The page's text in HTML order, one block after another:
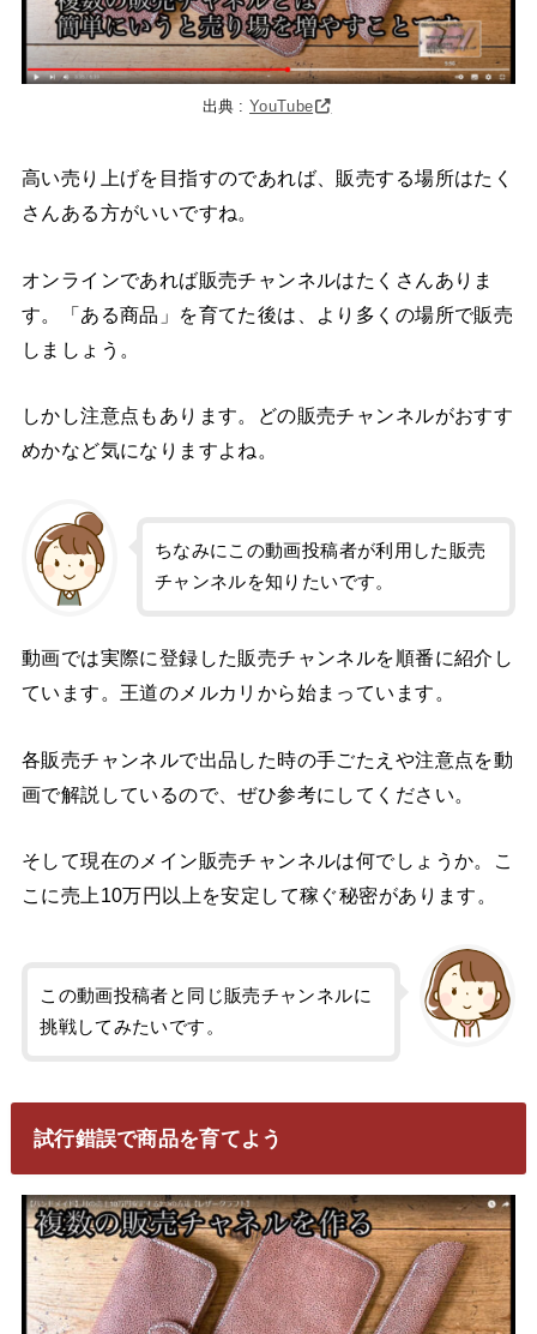
出典 :YouTube
高い売り上げを目指すのであれば、販売する場所はたく
さんある方がいいですね。
オンラインであれば販売チャンネルはたくさんありま
す。「ある商品」を育てた後は、より多くの場所で販売
しましょう。
しかし注意点もあります。どの販売チャンネルがおすす
めかなど気になりますよね。
ちなみにこの動画投稿者が利用した販売
チャンネルを知りたいです。
動画では実際に登録した販売チャンネルを順番に紹介し
ています。王道のメルカリから始まっています。
各販売チャンネルで出品した時の手ごたえや注意点を動
画で解説しているので、ぜひ参考にしてください。
そして現在のメイン販売チャンネルは何でしょうか。こ
こに売上10万円以上を安定して稼ぐ秘密があります。
この動画投稿者と同じ販売チャンネルに
挑戦してみたいです。
試行錯誤で商品を育てよう